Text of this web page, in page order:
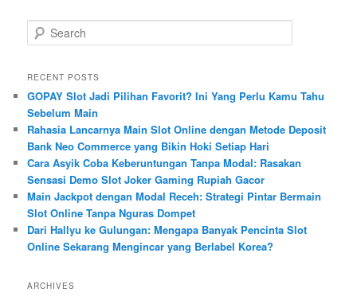
e
r
h
RECENT POSTS
GOPAY Slot Jadi Pilihan Favorit? Ini Yang Perlu Kamu Tahu
Sebelum Main
Rahasia Lancarnya Main Slot Online dengan Metode Deposit
Bank Neo Commerce yang Bikin Hoki Setiap Hari
Cara Asyik Coba Keberuntungan Tanpa Modal: Rasakan
Sensasi Demo Slot Joker Gaming Rupiah Gacor
Main Jackpot dengan Modal Receh: Strategi Pintar Bermain
Slot Online Tanpa Nguras Dompet
Dari Hallyu ke Gulungan: Mengapa Banyak Pencinta Slot
Online Sekarang Mengincar yang Berlabel Korea?
ARCHIVES